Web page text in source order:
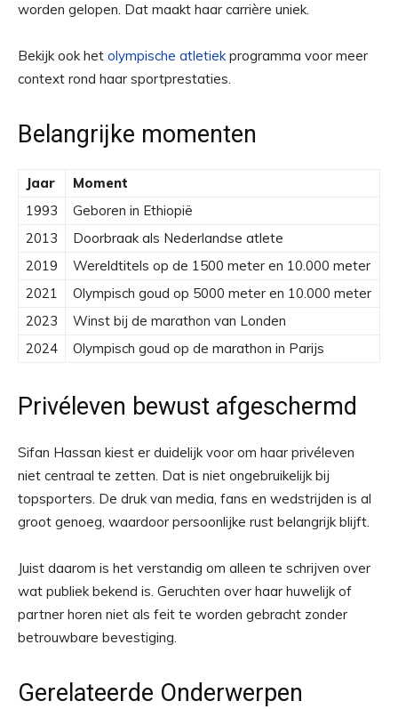
worden gelopen. Dat maakt haar carrière uniek.
Bekijk ook het olympische atletiekprogramma voor meer
context rond haar sportprestaties.
Belangrijke momenten
Jaar
Moment
1993
Geboren in Ethiopië
2013
Doorbraak als Nederlandse atlete
2019
Wereldtitels op de 1500 meter en 10.000 meter
2021
Olympisch goud op 5000 meter en 10.000 meter
2023
Winst bij de marathon van Londen
2024
Olympisch goud op de marathon in Parijs
Privéleven bewust afgeschermd
Sifan Hassan kiest er duidelijk voor om haar privéleven
niet centraal te zetten. Dat is niet ongebruikelijk bij
topsporters. De druk van media, fans en wedstrijden is al
groot genoeg, waardoor persoonlijke rust belangrijk blijft.
Juist daarom is het verstandig om alleen te schrijven over
wat publiek bekend is. Geruchten over haar huwelijk of
partner horen niet als feit te worden gebracht zonder
betrouwbare bevestiging.
Gerelateerde Onderwerpen